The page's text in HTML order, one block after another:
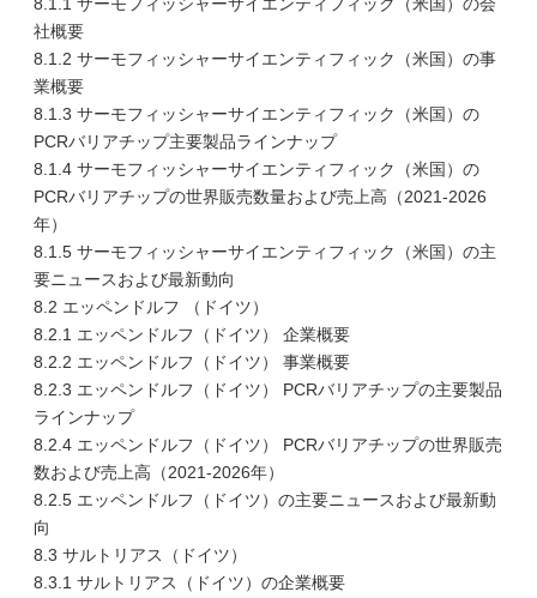
社概要
8.1.2 サーモフィッシャーサイエンティフィック（米国）の事
業概要
8.1.3 サーモフィッシャーサイエンティフィック（米国）の
PCRバリアチップ主要製品ラインナップ
8.1.4 サーモフィッシャーサイエンティフィック（米国）の
PCRバリアチップの世界販売数量および売上高（2021-2026
年）
8.1.5 サーモフィッシャーサイエンティフィック（米国）の主
要ニュースおよび最新動向
8.2 エッペンドルフ （ドイツ）
8.2.1 エッペンドルフ（ドイツ） 企業概要
8.2.2 エッペンドルフ（ドイツ） 事業概要
8.2.3 エッペンドルフ（ドイツ） PCRバリアチップの主要製品
ラインナップ
8.2.4 エッペンドルフ（ドイツ） PCRバリアチップの世界販売
数および売上高（2021-2026年）
8.2.5 エッペンドルフ（ドイツ）の主要ニュースおよび最新動
向
8.3 サルトリアス（ドイツ）
8.3.1 サルトリアス（ドイツ）の企業概要